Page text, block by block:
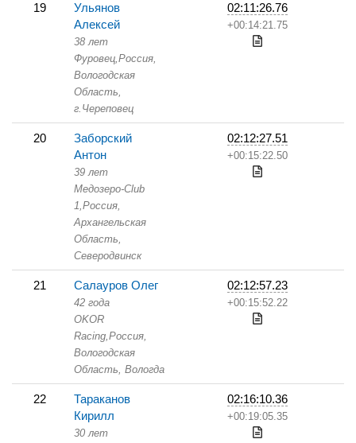
19
Ульянов
Алексей
38 лет
Фуровец,Россия,
Вологодская
Область,
г.Череповец
02:11:26.76
+00:14:21.75
20
Заборский
Антон
39 лет
Медозеро-Club
1,Россия,
Архангельская
Область,
Северодвинск
02:12:27.51
+00:15:22.50
21 Салауров Олег
42 года
OKOR
Racing,Россия,
Вологодская
Область, Вологда
02:12:57.23
+00:15:52.22
22
Тараканов
Кирилл
30 лет
02:16:10.36
+00:19:05.35